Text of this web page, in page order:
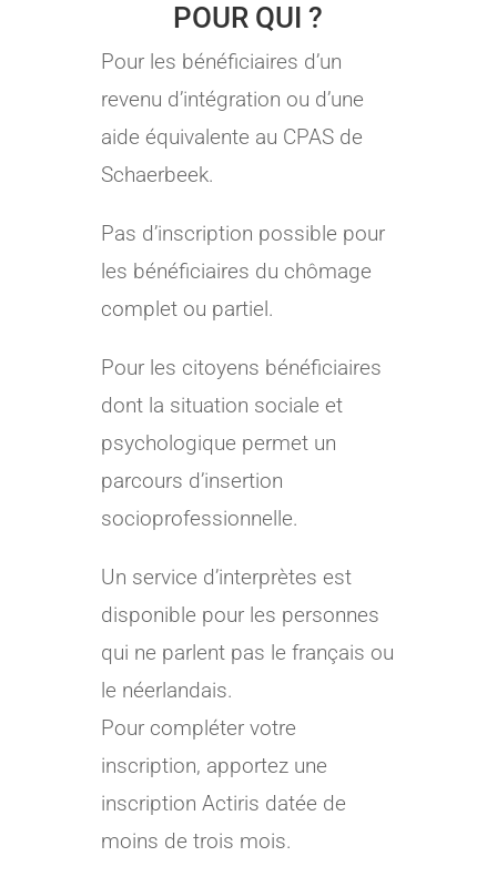
POUR QUI ?
Pour les bénéficiaires d’un
revenu d’intégration ou d’une
aide équivalente au CPAS de
Schaerbeek.
Pas d’inscription possible pour
les bénéficiaires du chômage
complet ou partiel.
Pour les citoyens bénéficiaires
dont la situation sociale et
psychologique permet un
parcours d’insertion
socioprofessionnelle.
Un service d’interprètes est
disponible pour les personnes
qui ne parlent pas le français ou
le néerlandais.
Pour compléter votre
inscription, apportez une
inscription Actiris datée de
moins de trois mois.